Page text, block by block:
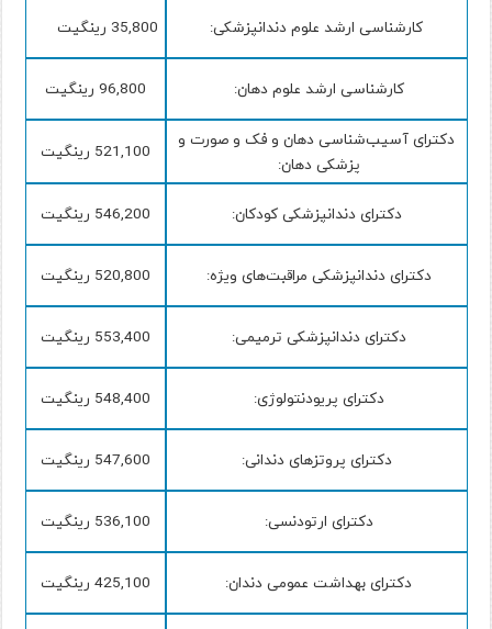
کارشناسی ارشد علوم دندانپزشکی: 35,800 رینگیت
کارشناسی ارشد علوم دهان:
96,800 رینگیت
دکترای آسیب‌شناسی دهان و فک و صورت و
پزشکی دهان:
521,100 رینگیت
دکترای دندانپزشکی کودکان: 546,200 رینگیت
دکترای دندانپزشکی مراقبت‌های ویژه: 520,800 رینگیت
دکترای دندانپزشکی ترمیمی: 553,400 رینگیت
دکترای پریودنتولوژی: 548,400 رینگیت
دکترای پروتزهای دندانی: 547,600 رینگیت
دکترای ارتودنسی: 536,100 رینگیت
دکترای بهداشت عمومی دندان: 425,100 رینگیت